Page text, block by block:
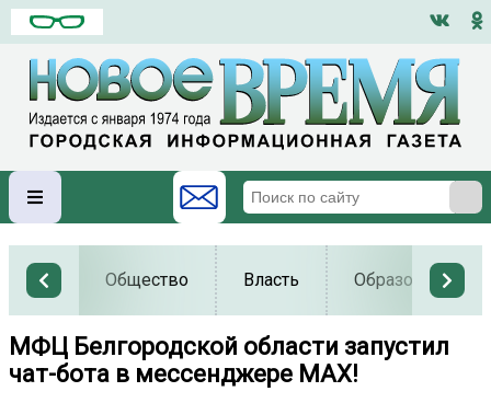
Общество Власть Образование
МФЦ Белгородской области запустил
чат-бота в мессенджере MAX!